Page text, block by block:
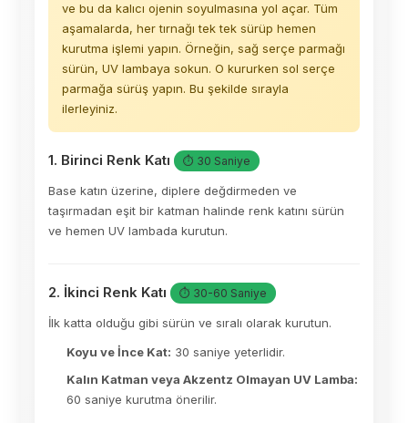
ve bu da kalıcı ojenin soyulmasına yol açar. Tüm
aşamalarda, her tırnağı tek tek sürüp hemen
kurutma işlemi yapın. Örneğin, sağ serçe parmağı
sürün, UV lambaya sokun. O kururken sol serçe
parmağa sürüş yapın. Bu şekilde sırayla
ilerleyiniz.
1. Birinci Renk Katı ⏱ 30 Saniye
Base katın üzerine, diplere değdirmeden ve
taşırmadan eşit bir katman halinde renk katını sürün
ve hemen UV lambada kurutun.
2. İkinci Renk Katı ⏱ 30-60 Saniye
İlk katta olduğu gibi sürün ve sıralı olarak kurutun.
Koyu ve İnce Kat: 30 saniye yeterlidir.
Kalın Katman veya Akzentz Olmayan UV Lamba:
60 saniye kurutma önerilir.